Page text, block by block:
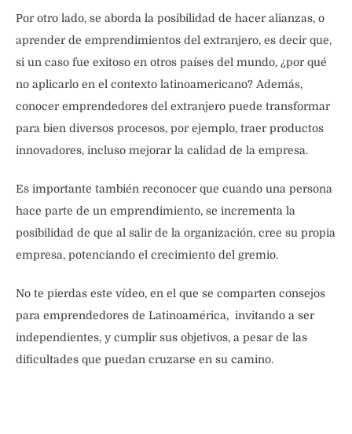
Por otro lado, se aborda la posibilidad de hacer alianzas, o
aprender de emprendimientos del extranjero, es decir que,
si un caso fue exitoso en otros países del mundo, ¿por qué
no aplicarlo en el contexto latinoamericano? Además,
conocer emprendedores del extranjero puede transformar
para bien diversos procesos, por ejemplo, traer productos
innovadores, incluso mejorar la calidad de la empresa.
Es importante también reconocer que cuando una persona
hace parte de un emprendimiento, se incrementa la
posibilidad de que al salir de la organización, cree su propia
empresa, potenciando el crecimiento del gremio.
No te pierdas este vídeo, en el que se comparten consejos
para emprendedores de Latinoamérica, invitando a ser
independientes, y cumplir sus objetivos, a pesar de las
dificultades que puedan cruzarse en su camino.